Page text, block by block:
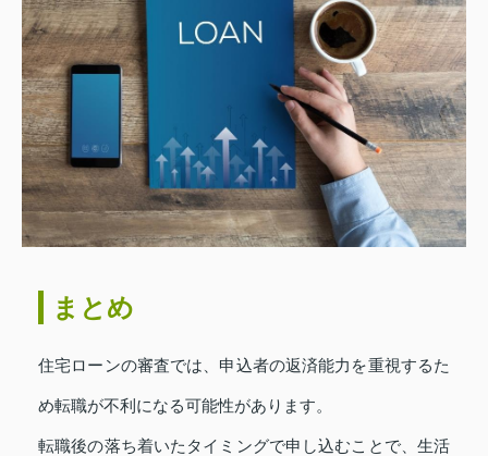
まとめ
住宅ローンの審査では、申込者の返済能力を重視するた
め転職が不利になる可能性があります。
転職後の落ち着いたタイミングで申し込むことで、生活